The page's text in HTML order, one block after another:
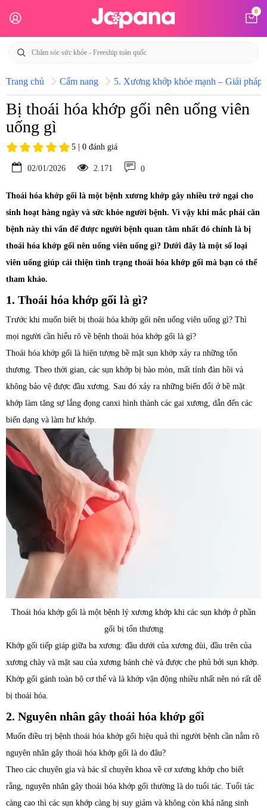
0
Trang chủ Cẩm nang 5. Xương khớp khỏe mạnh – Giải pháp
Bị thoái hóa khớp gối nên uống viên
uống gì
5 | 0 đánh giá
02/01/2026 2.171 0
Thoái hóa khớp gối là một bệnh xương khớp gây nhiều trở ngại cho
sinh hoạt hàng ngày và sức khỏe người bệnh. Vì vậy khi mắc phải căn
bệnh này thì vấn để được người bệnh quan tâm nhất đó chính là bị
thoái hóa khớp gối nên uống viên uống gì? Dưới đây là một số loại
viên uống giúp cải thiện tình trạng thoái hóa khớp gối mà bạn có thể
tham khảo.
1. Thoái hóa khớp gối là gì?
Trước khi muốn biết bị thoái hóa khớp gối nên uống viên uống gì? Thì
mọi người cần hiểu rõ về bệnh thoái hóa khớp gối là gì?
Thoái hóa khớp gối là hiện tượng bề mặt sụn khớp xảy ra những tổn
thương. Theo thời gian, các sụn khớp bị bào mòn, mất tính đàn hồi và
không bảo vệ được đầu xương. Sau đó xảy ra những biến đổi ở bề mặt
khớp làm tăng sự lắng đọng canxi hình thành các gai xương, dẫn đến các
biến dạng và làm hư khớp.
Thoái hóa khớp gối là một bệnh lý xương khớp khi các sụn khớp ở phần
gối bị tổn thương
Khớp gối tiếp giáp giữa ba xương: đầu dưới của xương đùi, đầu trên của
xương chày và mặt sau của xương bánh chè và được che phủ bởi sụn khớp.
Khớp gối gánh toàn bộ cơ thể và là khớp vận động nhiều nhất nên nó rất dễ
bị thoái hóa.
2. Nguyên nhân gây thoái hóa khớp gối
Muốn điều trị bệnh thoái hóa khớp gối hiệu quả thì người bệnh cần nắm rõ
nguyên nhân gây thoái hóa khớp gối là do đâu?
Theo các chuyên gia và bác sĩ chuyên khoa về cơ xương khớp cho biết
rằng, nguyên nhân gây thoái hóa khớp gối thường là do tuổi tác. Tuổi tác
càng cao thì các sụn khớp càng bị suy giảm và không còn khả năng sinh